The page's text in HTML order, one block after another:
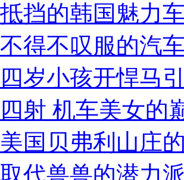
挡的韩国魅力
得不叹服的汽
岁小孩开悍马
射 机车美女的
国贝弗利山庄
代兽兽的潜力